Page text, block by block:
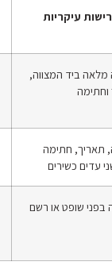
עיקריות
מלאה ביד המצווה,
וחתימה
תאריך, חתימה
עדים כשירים
בפני שופט או רשם